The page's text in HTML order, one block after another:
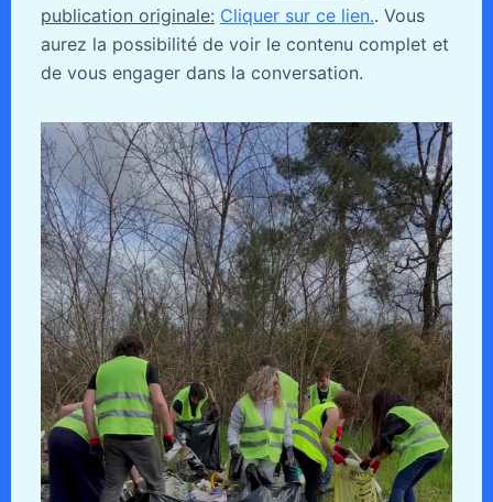
publication originale: Cliquer sur ce lien.. Vous
aurez la possibilité de voir le contenu complet et
de vous engager dans la conversation.